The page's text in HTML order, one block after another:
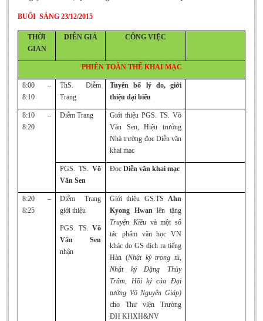
ACADEMIC
Undergraduate: Regular Degree
Undergraduate: Honor Degree
LITERARY WRITINGS & TRANSLATING
Sinology & Nom
Vietnamese Folk Culture
Literary Theory & Criticism
Vietnamese Literature
Foreign Literatures & Comparative Literature
BUỔI SÁNG 23/12/2015
THỜI
GIAN
DIỄN GIẢ CÔNG VIỆC
PHIÊN TOÀN THỂ KHAI MẠC
8:00 –
8:10
ThS. Diễm
Trang
Tuyên bố lý do, giới
thiệu đại biểu
8:10 –
8:20
Diễm Trang
Giới thiệu PGS. TS. Võ
Văn Sen, Hiệu trưởng
Nhà trường đọc Diễn văn
khai mạc
PGS. TS. Võ
Văn Sen
ĐọcDiễn văn khai mạc
8:20 –
8:25
Diễm Trang
giới thiệu
PGS. TS. Võ
Văn Sen
nhận
Giới thiệu GS.TS Ahn
Kyong Hwanlên tặng
Truyện Kiềuvà một số
tác phẩm văn học VN
khác do GS dịch ra tiếng
Hàn (Nhật kỳ trong tù,
Nhật ký Đặng Thùy
Trâm, Hồi ký của Đại
tướng Võ Nguyên Giáp)
cho Thư viện Trường
ĐH KHXH&NV